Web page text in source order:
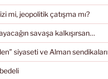
mi, jeopolitik çatışma mı?
savaşa kalkışırsan…
siyaseti ve Alman sendikaları